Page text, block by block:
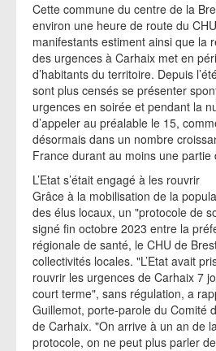
Cette commune du centre de la
environ une heure de route du
manifestants estiment ainsi que la
des urgences à Carhaix met en
d’habitants du territoire. Depuis
sont plus censés se présenter
urgences en soirée et pendant la
d’appeler au préalable le 15,
désormais dans un nombre
France durant au moins une partie
L’Etat s’était engagé à les rouvrir
Grâce à la mobilisation de la
des élus locaux, un "protocole de
signé fin octobre 2023 entre la
régionale de santé, le CHU de
collectivités locales. "L’Etat avait
rouvrir les urgences de Carhaix 7
court terme", sans régulation, a
Guillemot, porte-parole du Comité
de Carhaix. "On arrive à un an de
protocole, on ne peut plus parler